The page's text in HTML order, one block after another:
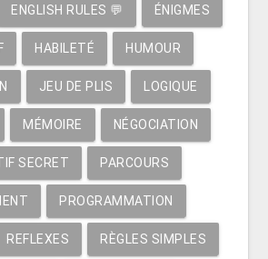
ENGLISH RULES 💬 ÉNIGMES
HABILETÉ HUMOUR
JEU DE PLIS LOGIQUE
MÉMOIRE NÉGOCIATION
SECRET PARCOURS
PROGRAMMATION
REFLEXES RÈGLES SIMPLES